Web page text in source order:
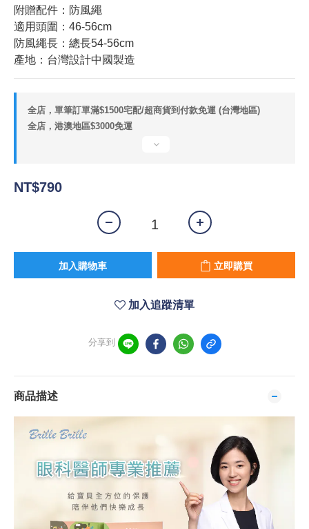
附贈配件：防風繩
適用頭圍：46-56cm
防風繩長：總長54-56cm
產地：台灣設計中國製造
全店，單筆訂單滿$1500宅配/超商貨到付款免運 (台灣地區)
全店，港澳地區$3000免運
NT$790
加入購物車 立即購買
加入追蹤清單
分享到
商品描述